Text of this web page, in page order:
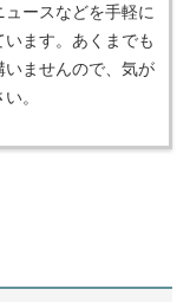
ースなどを手軽に
ます。あくまでも
いませんので、気が
。